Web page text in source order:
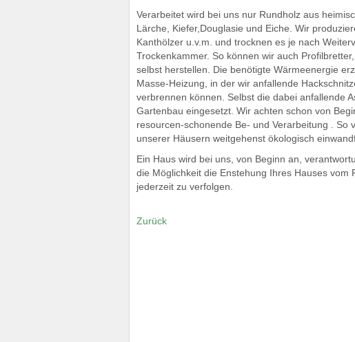
Verarbeitet wird bei uns nur Rundholz aus
Lärche, Kiefer,Douglasie und Eiche. Wir
Kanthölzer u.v.m. und trocknen es je nach
Trockenkammer. So können wir auch
selbst herstellen. Die benötigte Wärmeenergie
Masse-Heizung, in der wir anfallende
verbrennen können. Selbst die dabei anfallende
Gartenbau eingesetzt. Wir achten schon von
resourcen-schonende Be- und Verarbeitung . So
unserer Häusern weitgehenst ökologisch
Ein Haus wird bei uns, von Beginn an,
die Möglichkeit die Enstehung Ihres Hauses vom
jederzeit zu verfolgen.
Zurück